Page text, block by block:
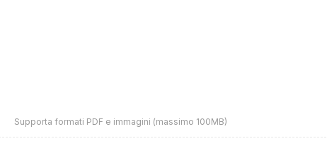
Supporta formati PDF e immagini (massimo 100MB)